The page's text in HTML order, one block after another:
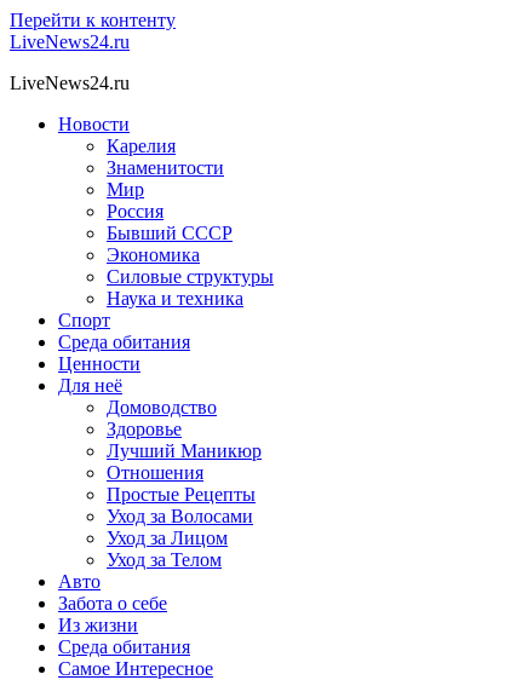
Перейти к контенту
LiveNews24.ru
LiveNews24.ru
Новости
Карелия
Знаменитости
Мир
Россия
Бывший СССР
Экономика
Силовые структуры
Наука и техника
Спорт
Среда обитания
Ценности
Для неё
Домоводство
Здоровье
Лучший Маникюр
Отношения
Простые Рецепты
Уход за Волосами
Уход за Лицом
Уход за Телом
Авто
Забота о себе
Из жизни
Среда обитания
Самое Интересное